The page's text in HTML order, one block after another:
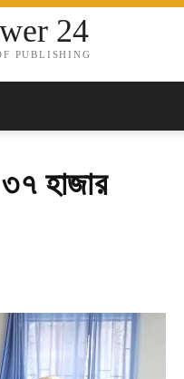
24
PUBLISHING
হাজার